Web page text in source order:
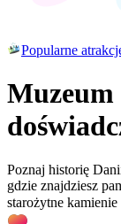
Popularne
Muzeum
Poznaj historię
gdzie znajdziesz
starożytne